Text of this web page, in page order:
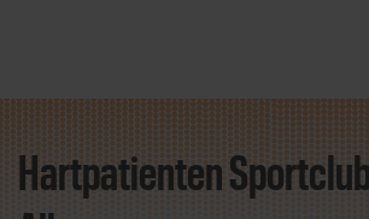
Direct door naar
Hartpatienten